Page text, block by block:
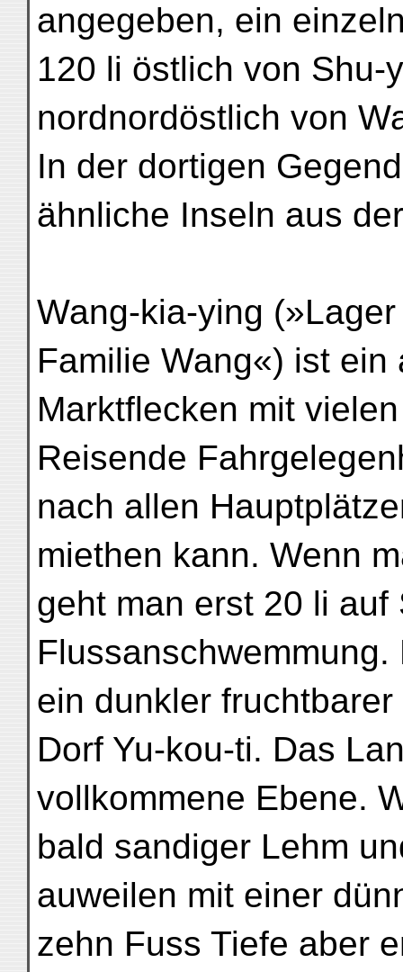
angegeben, ein
120 li östlich von Shu-
nordnordöstlich von
In der dortigen
ähnliche Inseln aus
Wang-kia-ying
Familie Wang«) ist ein
Marktflecken mit
Reisende
nach allen
miethen kann. Wenn
geht man erst 20 li
ein dunkler
Dorf Yu-kou-ti. Das
vollkommene Ebene.
bald sandiger Lehm
auweilen mit einer
zehn Fuss Tiefe aber